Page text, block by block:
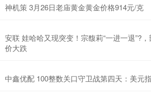
神机策 3月26日老庙黄金黄金价格914元/克
安联 娃哈哈又现突变！宗馥莉“一进一退”?
价大跌
中鑫优配 100整数关口守卫战第四天：美元